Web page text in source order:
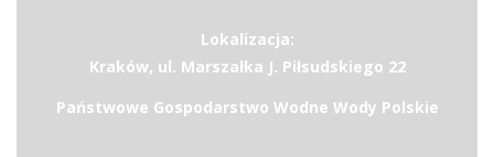
Lokalizacja:
Kraków, ul. Marszałka J. Piłsudskiego 22
Państwowe Gospodarstwo Wodne Wody Polskie